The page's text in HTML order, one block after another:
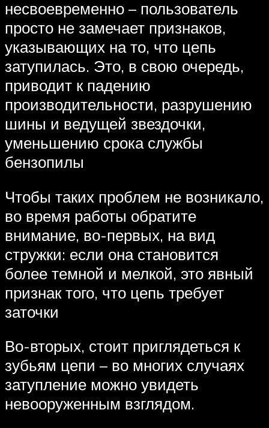
несвоевременно – пользователь
просто не замечает признаков,
указывающих на то, что цепь
затупилась. Это, в свою очередь,
приводит к падению
производительности, разрушению
шины и ведущей звездочки,
уменьшению срока службы
бензопилы
Чтобы таких проблем не возникало,
во время работы обратите
внимание, во-первых, на вид
стружки: если она становится
более темной и мелкой, это явный
признак того, что цепь требует
заточки
Во-вторых, стоит приглядеться к
зубьям цепи – во многих случаях
затупление можно увидеть
невооруженным взглядом.